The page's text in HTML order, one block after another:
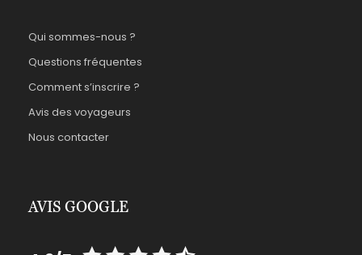
Qui sommes-nous ?
Questions fréquentes
Comment s’inscrire ?
Avis des voyageurs
Nous contacter
AVIS GOOGLE